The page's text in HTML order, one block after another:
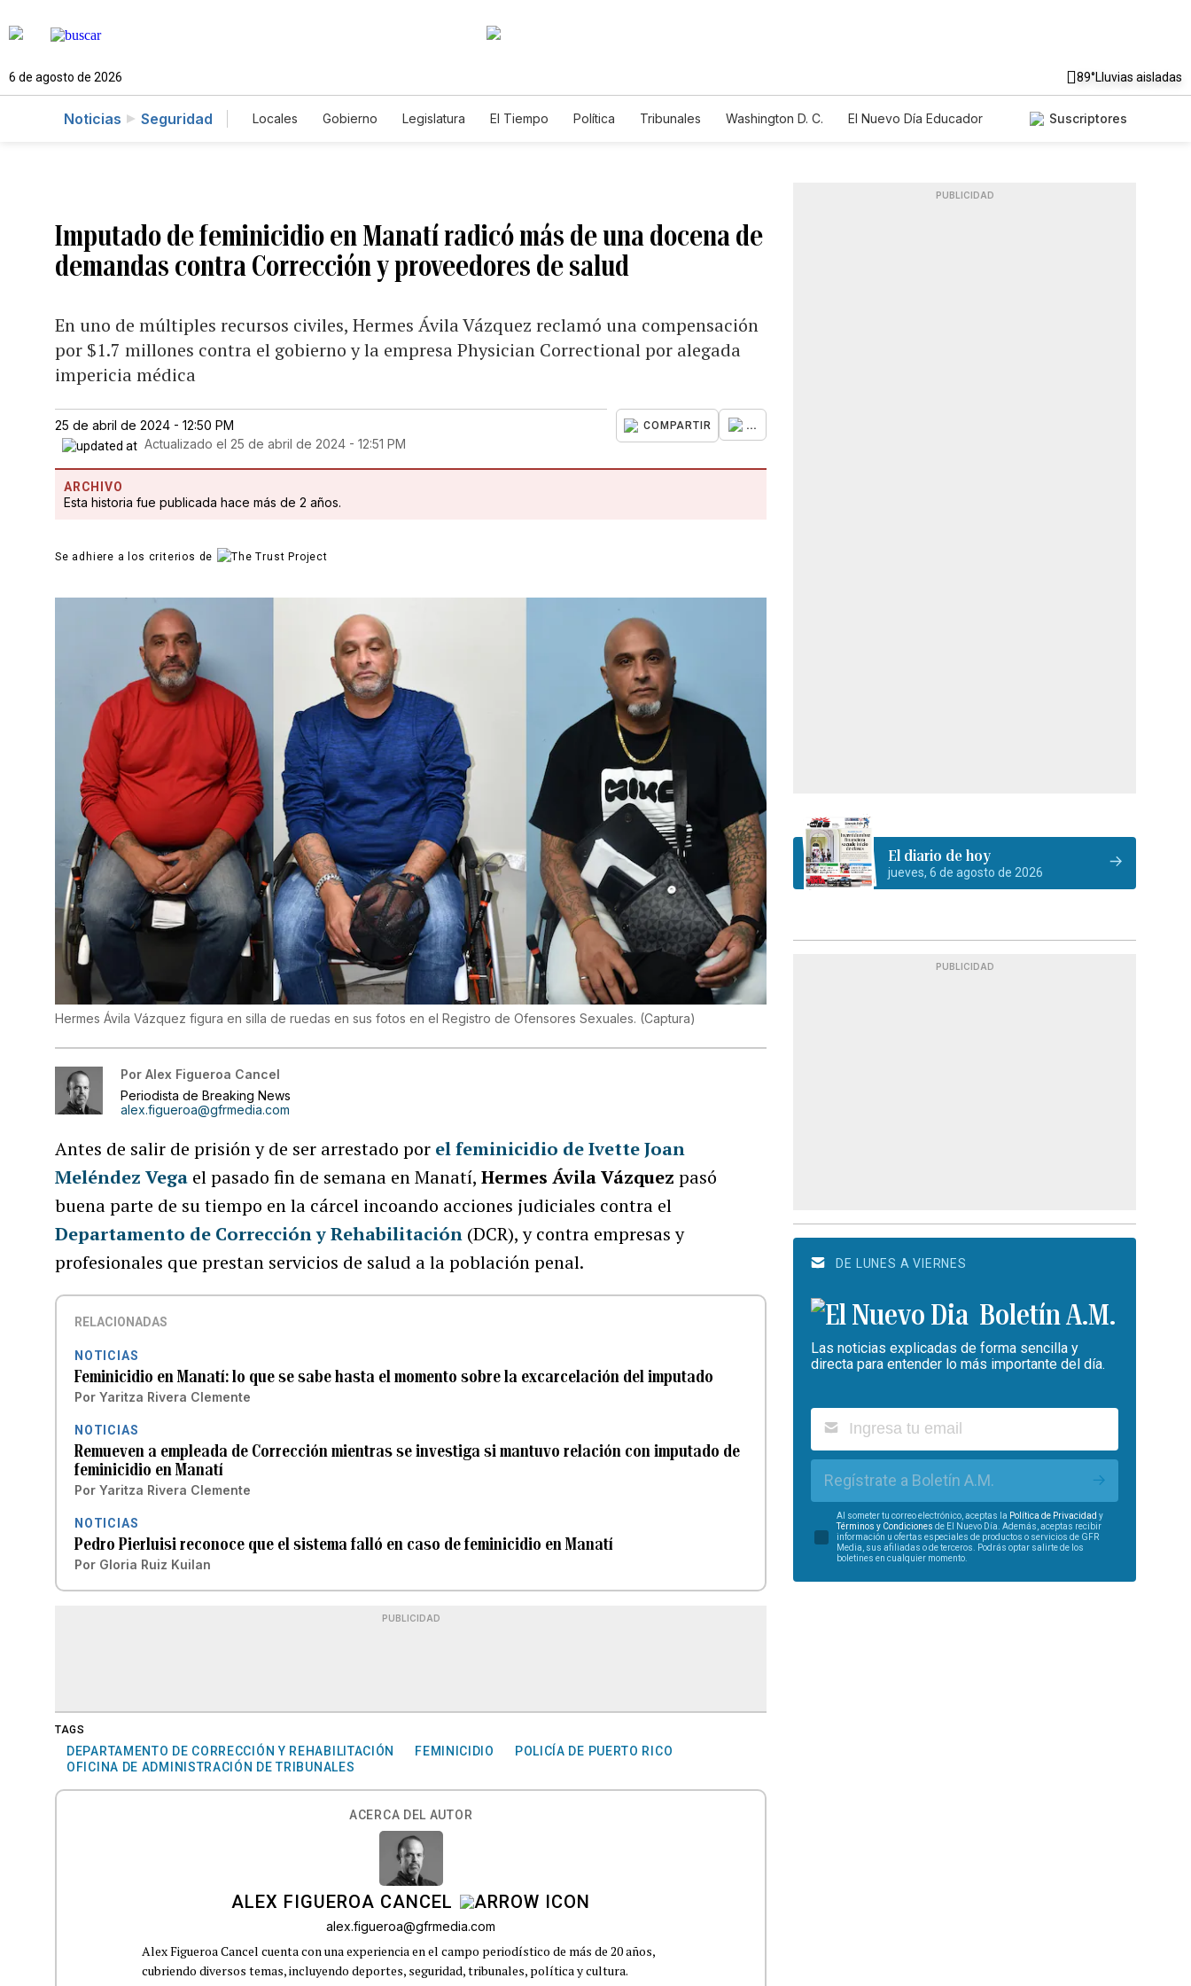
6 de agosto de 2026 89°Lluvias aisladas
Noticias Seguridad Locales Gobierno Legislatura El Tiempo Política Tribunales Washington D. C.
El Nuevo Día Educador
Suscriptores
Imputado de feminicidio en Manatí radicó más de una docena de
demandas contra Corrección y proveedores de salud
En uno de múltiples recursos civiles, Hermes Ávila Vázquez reclamó una compensación
por $1.7 millones contra el gobierno y la empresa Physician Correctional por alegada
impericia médica
25 de abril de 2024 - 12:50 PM
Actualizado el 25 de abril de 2024 - 12:51 PM
COMPARTIR ...
ARCHIVO
Esta historia fue publicada hace más de 2 años.
Se adhiere a los criterios de
Hermes Ávila Vázquez figura en silla de ruedas en sus fotos en el Registro de Ofensores Sexuales. (Captura)
Por Alex Figueroa Cancel
Periodista de Breaking News
alex.figueroa@gfrmedia.com
Antes de salir de prisión y de ser arrestado por el feminicidio de Ivette Joan
Meléndez Vega el pasado fin de semana en Manatí,Hermes Ávila Vázquez pasó
buena parte de su tiempo en la cárcel incoando acciones judiciales contra el
Departamento de Corrección y Rehabilitación (DCR), y contra empresas y
profesionales que prestan servicios de salud a la población penal.
RELACIONADAS
NOTICIAS
Feminicidio en Manatí: lo que se sabe hasta el momento sobre la excarcelación del imputado
Por Yaritza Rivera Clemente
NOTICIAS
Remueven a empleada de Corrección mientras se investiga si mantuvo relación con imputado de
feminicidio en Manatí
Por Yaritza Rivera Clemente
NOTICIAS
Pedro Pierluisi reconoce que el sistema falló en caso de feminicidio en Manatí
Por Gloria Ruiz Kuilan
PUBLICIDAD
TAGS
DEPARTAMENTO DE CORRECCIÓN Y REHABILITACIÓN FEMINICIDIO
POLICÍA DE PUERTO RICO
OFICINA DE ADMINISTRACIÓN DE TRIBUNALES
ACERCA DEL AUTOR
ALEX FIGUEROA CANCEL
alex.figueroa@gfrmedia.com
Alex Figueroa Cancel cuenta con una experiencia en el campo periodístico de más de 20 años,
cubriendo diversos temas, incluyendo deportes, seguridad, tribunales, política y cultura.
PUBLICIDAD
El diario de hoy
jueves, 6 de agosto de 2026
PUBLICIDAD
DE LUNES A VIERNES
Boletín A.M.
Las noticias explicadas de forma sencilla y
directa para entender lo más importante del día.
Regístrate a Boletín A.M.
Al someter tu correo electrónico, aceptas la Política de Privacidad y
Términos y Condiciones de El Nuevo Día. Además, aceptas recibir
información u ofertas especiales de productos o servicios de GFR
Media, sus afiliadas o de terceros. Podrás optar salirte de los
boletines en cualquier momento.